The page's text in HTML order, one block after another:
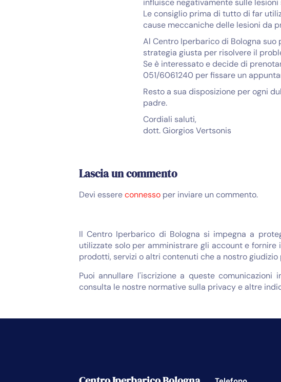
influisce negativamente sulle lesioni
Le consiglio prima di tutto di far
cause meccaniche delle lesioni da
Al Centro Iperbarico di Bologna
strategia giusta per risolvere il
Se è interessato e decide di
051/6061240 per fissare un
Resto a sua disposizione per ogni
padre.
Cordiali saluti,
dott. Giorgios Vertsonis
Lascia un commento
Devi essereconnesso per inviare un commento.
Il Centro Iperbarico di Bologna si impegna a
utilizzate solo per amministrare gli account e
prodotti, servizi o altri contenuti che a nostro
Puoi annullare l'iscrizione a queste comunicazioni
consulta le nostre normative sulla privacy e altre